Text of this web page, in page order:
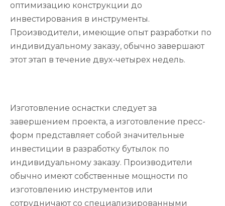
оптимизацию конструкции до
инвестирования в инструменты.
Производители, имеющие опыт разработки по
индивидуальному заказу, обычно завершают
этот этап в течение двух-четырех недель.
Изготовление оснастки следует за
завершением проекта, а изготовление пресс-
форм представляет собой значительные
инвестиции в разработку бутылок по
индивидуальному заказу. Производители
обычно имеют собственные мощности по
изготовлению инструментов или
сотрудничают со специализированными